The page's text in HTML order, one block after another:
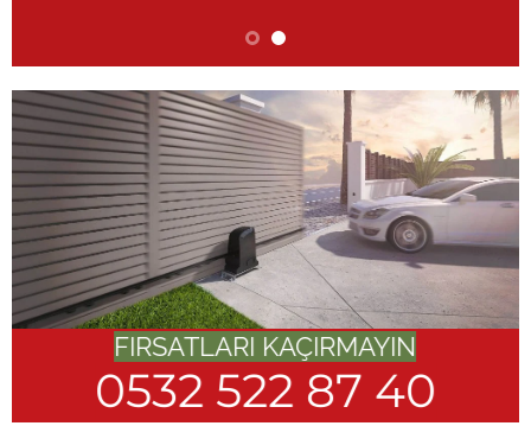
FIRSATLARI KAÇIRMAYIN
0532 522 87 40